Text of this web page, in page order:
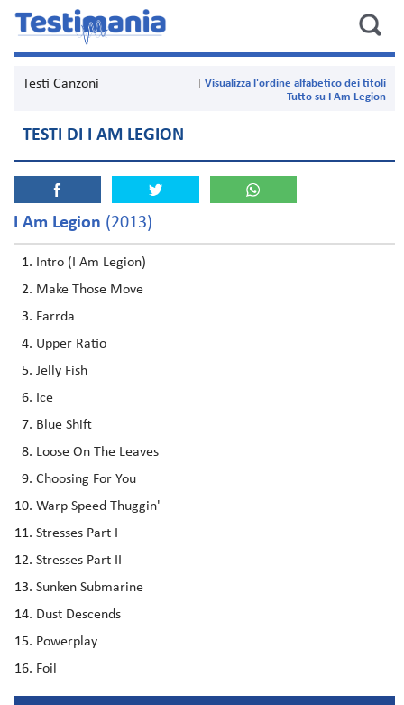
Testi Canzoni
Visualizza l'ordine alfabetico dei titoli
Tutto su I Am Legion
TESTI DI I AM LEGION
I Am Legion (2013)
Intro (I Am Legion)
Make Those Move
Farrda
Upper Ratio
Jelly Fish
Ice
Blue Shift
Loose On The Leaves
Choosing For You
Warp Speed Thuggin'
Stresses Part I
Stresses Part II
Sunken Submarine
Dust Descends
Powerplay
Foil